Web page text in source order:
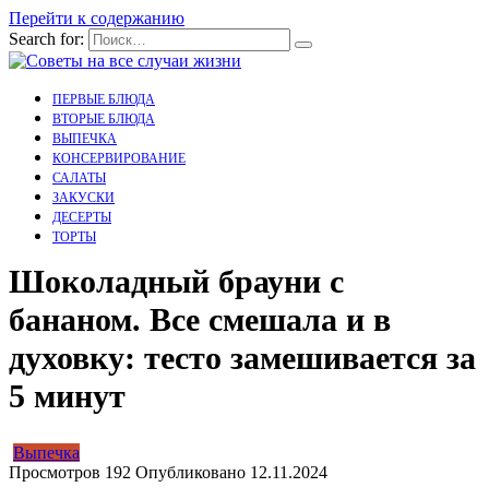
Перейти к содержанию
Search for:
ПЕРВЫЕ БЛЮДА
ВТОРЫЕ БЛЮДА
ВЫПЕЧКА
КОНСЕРВИРОВАНИЕ
САЛАТЫ
ЗАКУСКИ
ДЕСЕРТЫ
ТОРТЫ
Шоколадный брауни с
бананом. Все смешала и в
духовку: тесто замешивается за
5 минут
Выпечка
Просмотров 192 Опубликовано 12.11.2024